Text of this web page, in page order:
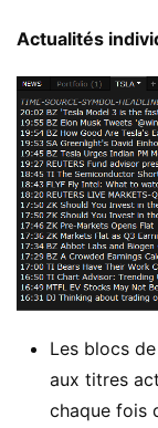
Actualités
Les blocs
aux titres
chaque fois